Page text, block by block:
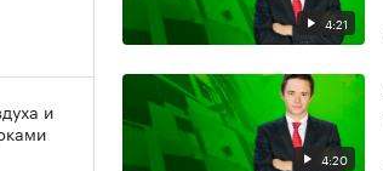
4:21
4:20
и